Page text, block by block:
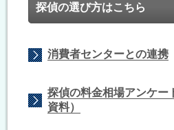
探偵の選び方はこちら
消費者センターとの連携
探偵の料金相場アンケー
資料）